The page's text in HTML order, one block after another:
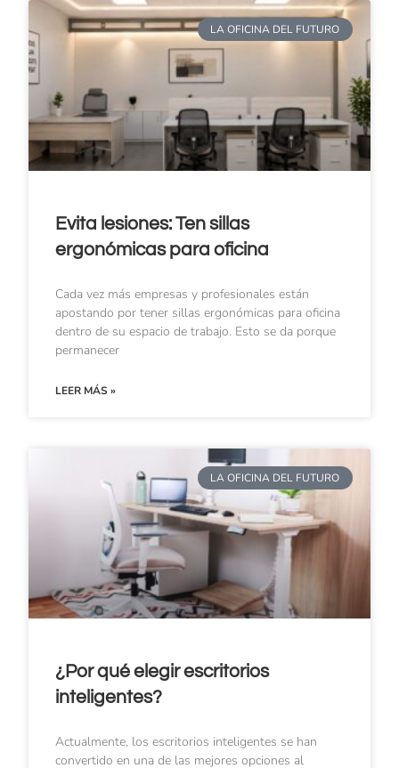
LA OFICINA DEL FUTURO
Evita lesiones: Ten sillas
ergonómicas para oficina
Cada vez más empresas y profesionales están
apostando por tener sillas ergonómicas para oficina
dentro de su espacio de trabajo. Esto se da porque
permanecer
LEER MÁS »
LA OFICINA DEL FUTURO
¿Por qué elegir escritorios
inteligentes?
Actualmente, los escritorios inteligentes se han
convertido en una de las mejores opciones al